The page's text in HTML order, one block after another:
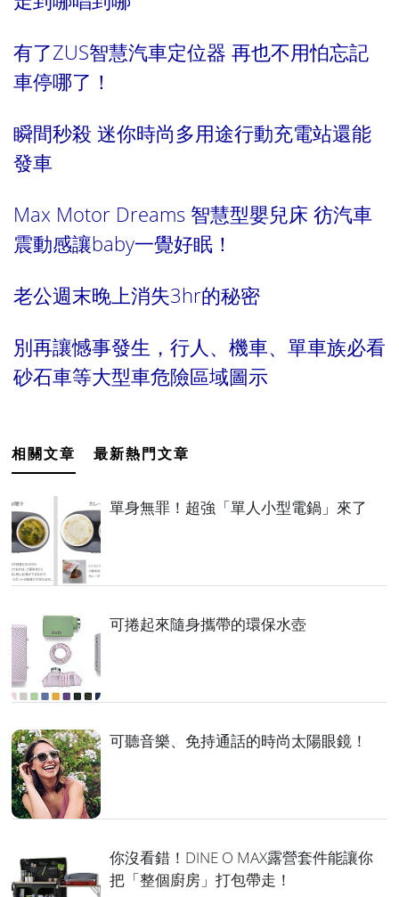
有了ZUS智慧汽車定位器 再也不用怕忘記
車停哪了！
瞬間秒殺 迷你時尚多用途行動充電站還能
發車
Max Motor Dreams 智慧型嬰兒床 彷汽車
震動感讓baby一覺好眠！
老公週末晚上消失3hr的秘密
別再讓憾事發生，行人、機車、單車族必看
砂石車等大型車危險區域圖示
相關文章 最新熱門文章
單身無罪！超強「單人小型電鍋」來了
可捲起來隨身攜帶的環保水壺
可聽音樂、免持通話的時尚太陽眼鏡！
你沒看錯！DINE O MAX露營套件能讓你
把「整個廚房」打包帶走！